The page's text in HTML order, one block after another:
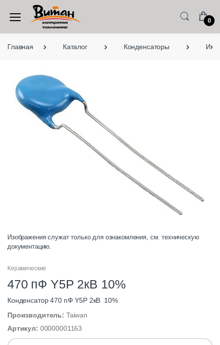
0
Главная Каталог Конденсаторы
Изображения служат только для ознакомления, см. техническую
документацию.
Керамические
470 пФ Y5P 2кВ 10%
Конденсатор 470 пФ Y5P 2кВ 10%
Производитель: Taiwan
Артикул: 00000001163